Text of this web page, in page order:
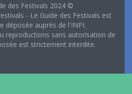
des Festivals 2024 ©
- Le Guide des Festivals est
déposée auprès de l'INPI.
reproductions sans autorisation de
est strictement interdite.